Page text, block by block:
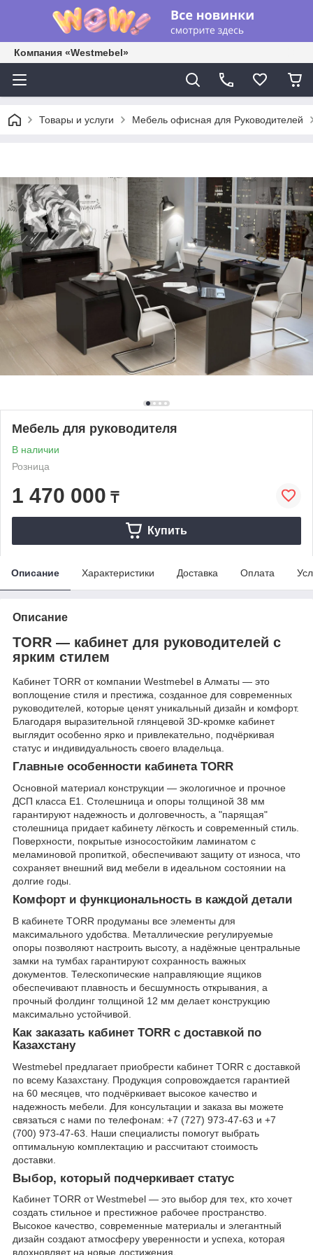
Компания «Westmebel»
Товары и услуги Мебель офисная для Руководителей
Мебель для руководителя
В наличии
Розница
1 470 000 ₸
Купить
Описание Характеристики Доставка Оплата
Описание
TORR — кабинет для руководителей с
ярким стилем
Кабинет TORR от компании Westmebel в Алматы — это
воплощение стиля и престижа, созданное для современных
руководителей, которые ценят уникальный дизайн и комфорт.
Благодаря выразительной глянцевой 3D-кромке кабинет
выглядит особенно ярко и привлекательно, подчёркивая
статус и индивидуальность своего владельца.
Главные особенности кабинета TORR
Основной материал конструкции — экологичное и прочное
ДСП класса Е1. Столешница и опоры толщиной 38 мм
гарантируют надежность и долговечность, а "парящая"
столешница придает кабинету лёгкость и современный стиль.
Поверхности, покрытые износостойким ламинатом с
меламиновой пропиткой, обеспечивают защиту от износа, что
сохраняет внешний вид мебели в идеальном состоянии на
долгие годы.
Комфорт и функциональность в каждой детали
В кабинете TORR продуманы все элементы для
максимального удобства. Металлические регулируемые
опоры позволяют настроить высоту, а надёжные центральные
замки на тумбах гарантируют сохранность важных
документов. Телескопические направляющие ящиков
обеспечивают плавность и бесшумность открывания, а
прочный фолдинг толщиной 12 мм делает конструкцию
максимально устойчивой.
Как заказать кабинет TORR с доставкой по
Казахстану
Westmebel предлагает приобрести кабинет TORR с доставкой
по всему Казахстану. Продукция сопровождается гарантией
на 60 месяцев, что подчёркивает высокое качество и
надежность мебели. Для консультации и заказа вы можете
связаться с нами по телефонам: +7 (727) 973-47-63 и +7
(700) 973-47-63. Наши специалисты помогут выбрать
оптимальную комплектацию и рассчитают стоимость
доставки.
Выбор, который подчеркивает статус
Кабинет TORR от Westmebel — это выбор для тех, кто хочет
создать стильное и престижное рабочее пространство.
Высокое качество, современные материалы и элегантный
дизайн создают атмосферу уверенности и успеха, которая
вдохновляет на новые достижения.